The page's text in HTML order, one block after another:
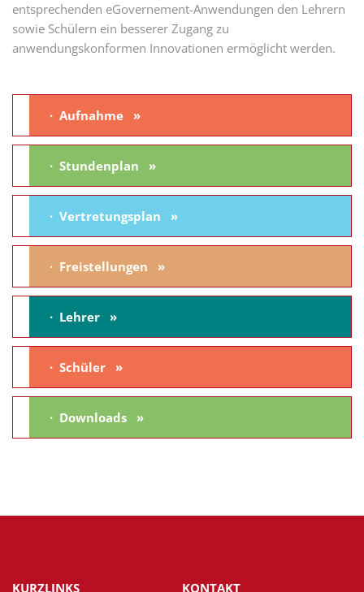
entsprechenden eGovernement-Anwendungen den Lehrern
sowie Schülern ein besserer Zugang zu
anwendungskonformen Innovationen ermöglicht werden.
Aufnahme
Stundenplan
Vertretungsplan
Freistellungen
Lehrer
Schüler
Downloads
KURZLINKS KONTAKT